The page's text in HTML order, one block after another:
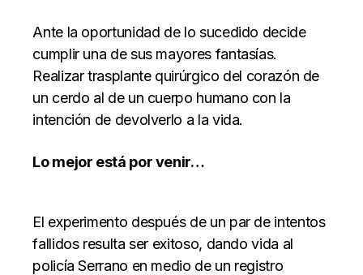
Ante la oportunidad de lo sucedido decide
cumplir una de sus mayores fantasías.
Realizar trasplante quirúrgico del corazón de
un cerdo al de un cuerpo humano con la
intención de devolverlo a la vida.
Lo mejor está por venir…
El experimento después de un par de intentos
fallidos resulta ser exitoso, dando vida al
policía Serrano en medio de un registro